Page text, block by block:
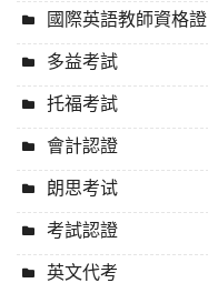
國際英語教師資格證
多益考試
托福考試
會計認證
朗思考试
考試認證
英文代考